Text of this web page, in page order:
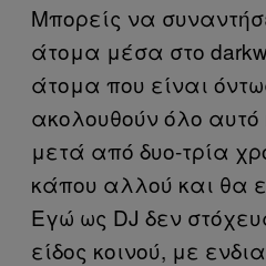
Μπορείς να
άτομα μέσα στο
άτομα που είναι
ακολουθούν όλο αυτό
μετά από δυο-τρία
κάπου αλλού και θα
Εγώ ως DJ δεν
είδος κοινού, με